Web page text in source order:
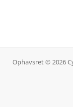
Ophavsret © 2026